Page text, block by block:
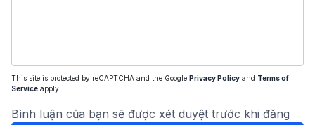
This site is protected by reCAPTCHA and the Google Privacy Policy and Terms of
Service apply.
Bình luận của bạn sẽ được xét duyệt trước khi đăng